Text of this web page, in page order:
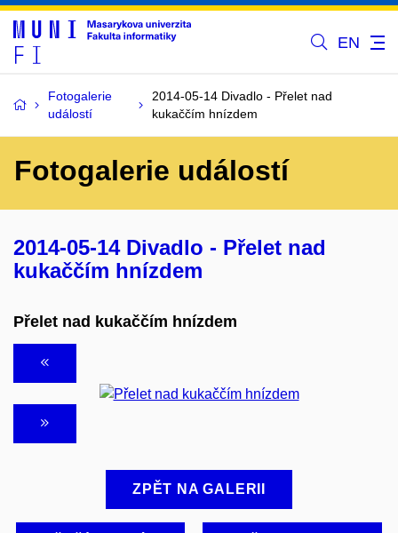
EN
Fotogalerie
událostí
2014-05-14 Divadlo - Přelet nad
kukaččím hnízdem
Fotogalerie událostí
2014-05-14 Divadlo - Přelet nad
kukaččím hnízdem
Přelet nad kukaččím hnízdem
ZPĚT NA GALERII